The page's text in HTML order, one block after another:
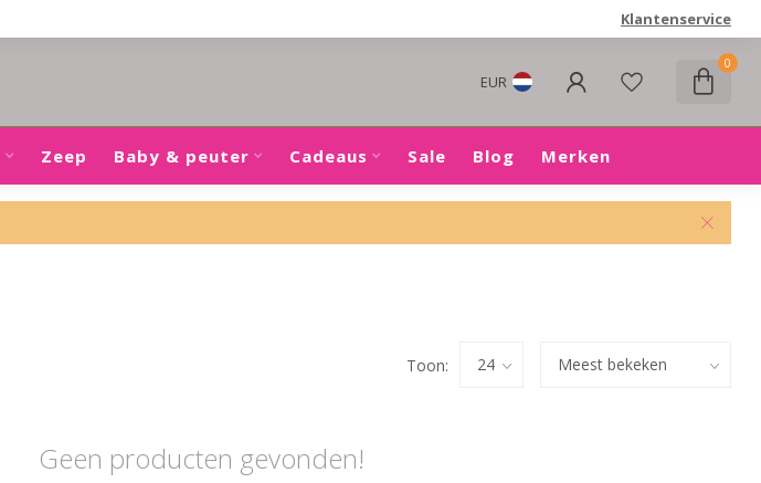
Klantenservice
EUR
0
Zeep Baby & peuter Cadeaus Sale Blog Merken
Toon:
Geen producten gevonden!